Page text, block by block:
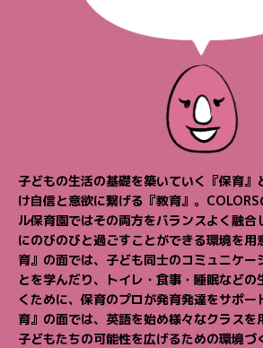
子どもの生活の基礎を築いていく『保育』
け自信と意欲に繋げる『教育』。
ル保育園ではその両方をバランスよく融合
にのびのびと過ごすことができる環境を用
育』の面では、子ども同士のコミュニケー
とを学んだり、
トイレ・食事・睡眠など
くために、保育のプロが発育発達をサポー
育』の面では、英語を始め様々なクラスを
子どもたちの可能性を広げるための環境づ